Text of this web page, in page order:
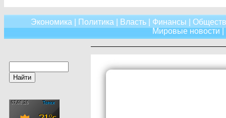
Экономика Политика Власть| Финансы
Мировые новости